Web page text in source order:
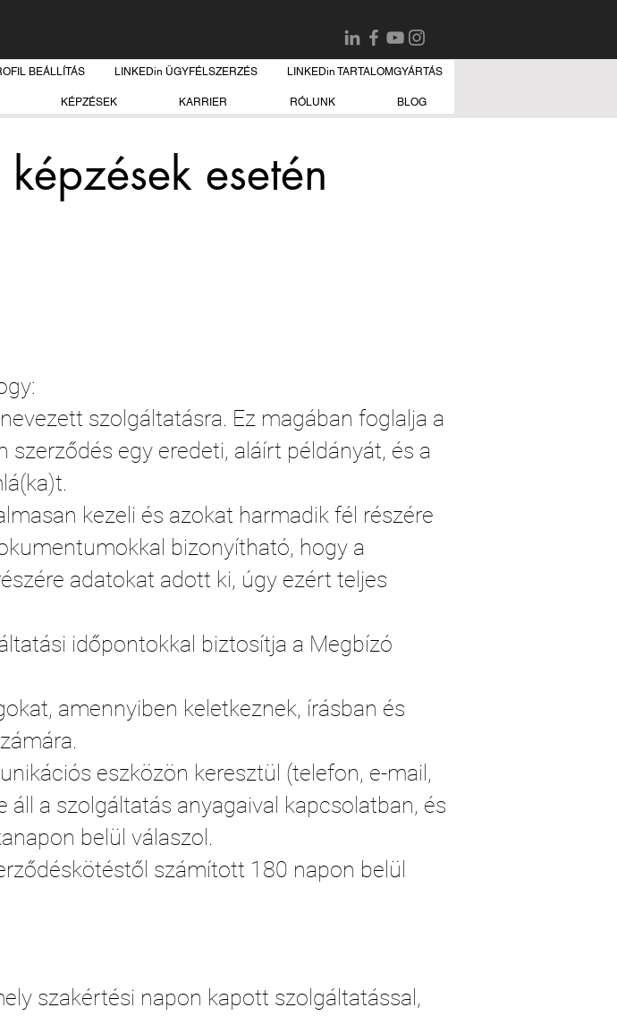
BEÁLLÍTÁS LINKEDin ÜGYFÉLSZERZÉS LINKEDin TARTALOMGYÁRTÁS
KÉPZÉSEK KARRIER RÓLUNK BLOG
esetén
szolgáltatásra. Ez magában foglalja a
egy eredeti, aláírt példányát, és a
kezeli és azokat harmadik fél részére
bizonyítható, hogy a
adatokat adott ki, úgy ezért teljes
időpontokkal biztosítja a Megbízó
amennyiben keletkeznek, írásban és
eszközön keresztül (telefon, e-mail,
a szolgáltatás anyagaival kapcsolatban, és
belül válaszol.
számított 180 napon belül
szakértési napon kapott szolgáltatással,